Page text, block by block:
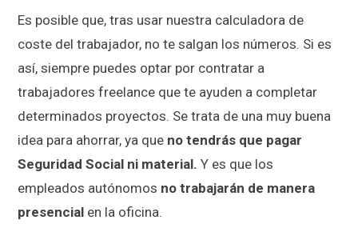
Es posible que, tras usar nuestra calculadora de
coste del trabajador, no te salgan los números. Si es
así, siempre puedes optar por contratar a
trabajadores freelance que te ayuden a completar
determinados proyectos. Se trata de una muy buena
idea para ahorrar, ya que no tendrás que pagar
Seguridad Social ni material. Y es que los
empleados autónomos no trabajarán de manera
presencial en la oficina.